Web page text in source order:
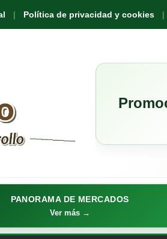
Política de privacidad y cookies
PANORAMA DE MERCADOS
Ver más →